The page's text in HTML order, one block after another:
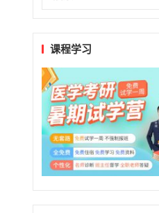
课程学习